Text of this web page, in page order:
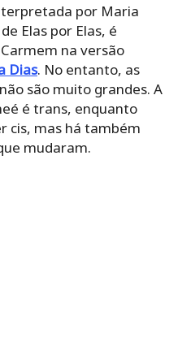
por Maria
Elas por Elas, é
na versão
Dias. No entanto, as
são muito grandes. A
é trans, enquanto
cis, mas há também
mudaram.